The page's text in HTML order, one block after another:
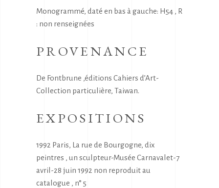
Monogrammé, daté en bas à gauche: H54 , R
: non renseignées
PROVENANCE
De Fontbrune ,éditions Cahiers d’Art-
Collection particulière, Taiwan.
EXPOSITIONS
1992 Paris, La rue de Bourgogne, dix
peintres , un sculpteur-Musée Carnavalet-7
avril-28 juin 1992 non reproduit au
catalogue , n° 5